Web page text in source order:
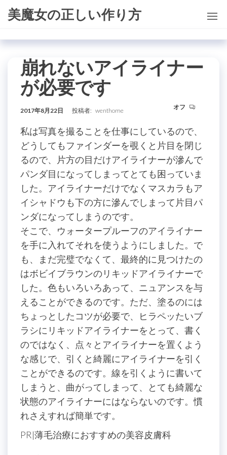
ン美魔女の正しい作り方
崩れないアイライナー
が必要です
2017年8月22日 投稿者: wenthome オフ
私は写真を撮ることを仕事にしているので、
どうしてもファインダーを覗くと片目を閉じ
るので、片方の目だけアイライナーが滲んで
パンダ目になってしまってとても困っていま
した。アイライナーだけでなくマスカラもア
イシャドウも下の方に滲んでしまって片目パ
ンダになってしまうのです。
そこで、ウォータープルーフのアイライナー
を手に入れてそれを使うようにしました。で
も、まだ完璧でなくて、最終的に見つけたの
はボビイブラウンのリキッドアイライナーで
した。色もいろいろあって、ニュアンスを与
えることができるのです。ただ、塗るのには
ちょっとしたコツが必要で、ヒラペッたいブ
ラシにリキッドアイライナーをとって、書く
のではなく、点々とアイライナーを置くよう
な感じで、引くと綺麗にアイライナーを引く
ことができるのです。線を引くように書いて
しまうと、曲がってしまって、とても綺麗な
状態のアイライナーにはならないのです。慣
れさえすれば簡単です。
PR|薄毛治療におすすめの美容皮膚科